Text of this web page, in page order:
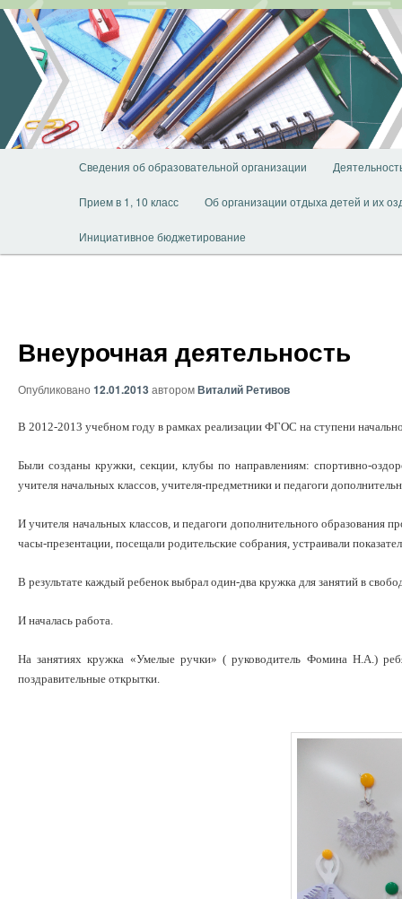
Перейти
основному
содержимому
Сведения об образовательной организации
Прием в 1, 10 класс Об организации отдыха детей и их
Инициативное бюджетирование
Внеурочная деятельность
Опубликовано 12.01.2013 авторомВиталий Ретивов
В 2012-2013 учебном году в рамках реализации ФГОС на ступени
Были созданы кружки, секции, клубы по направлениям: спортивно-
учителя начальных классов, учителя-предметники и педагоги
И учителя начальных классов, и педагоги дополнительного
часы-презентации, посещали родительские собрания, устраивали
В результате каждый ребенок выбрал один-два кружка для занятий в
И началась работа.
На занятиях кружка «Умелые ручки» ( руководитель Фомина Н.А.)
поздравительные открытки.